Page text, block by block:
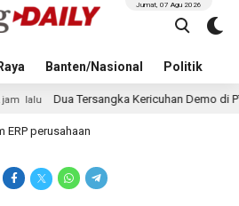
Banten/Nasional Politik
Jumat, 07 Agu 2026
Dua Tersangka Kericuhan Demo di PT
ERP perusahaan